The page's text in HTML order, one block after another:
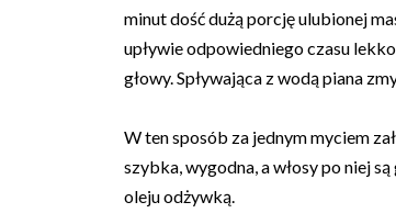
minut dość dużą porcję ulubionej
upływie odpowiedniego czasu
głowy. Spływająca z wodą piana
W ten sposób za jednym myciem
szybka, wygodna, a włosy po niej
oleju odżywką.